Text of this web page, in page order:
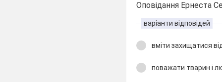
Оповідання Ернеста
варіанти відповідей
вміти захищатися
поважати тварин і